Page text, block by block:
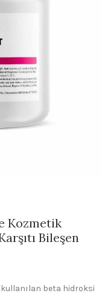
Kozmetik
Bileşen
beta hidroksi